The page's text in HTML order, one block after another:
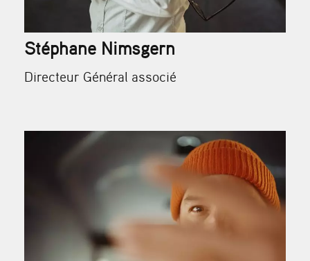
Stéphane Nimsgern
Directeur Général associé